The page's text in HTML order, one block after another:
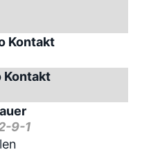
Kontakt
Kontakt
9-1